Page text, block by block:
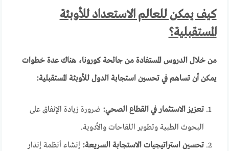
كيف يمكن للعالم الاستعداد للأوبئة
المستقبلية؟
من خلال الدروس المستفادة من جائحة كورونا، هناك عدة خطوات
يمكن أن تساهم في تحسين استجابة الدول للأوبئة المستقبلية:
تعزيز الاستثمار في القطاع الصحي: ضرورة زيادة الإنفاق على
البحوث الطبية وتطوير اللقاحات والأدوية.
تحسين استراتيجيات الاستجابة السريعة: إنشاء أنظمة إنذار